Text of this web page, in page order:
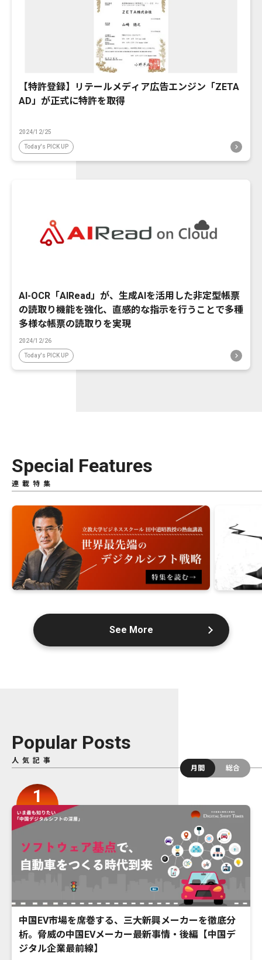
【特許登録】リテールメディア広告エンジン「ZETA
AD」が正式に特許を取得
2024/12/25
Today's PICK UP
AI-OCR「AIRead」が、生成AIを活用した非定型帳票
の読取り機能を強化、直感的な指示を行うことで多種
多様な帳票の読取りを実現
2024/12/26
Today's PICK UP
Special Features
連載特集
See More
Popular Posts
人気記事
月間
総合
中国EV市場を席巻する、三大新興メーカーを徹底分
析。脅威の中国EVメーカー最新事情・後編【中国デ
ジタル企業最前線】